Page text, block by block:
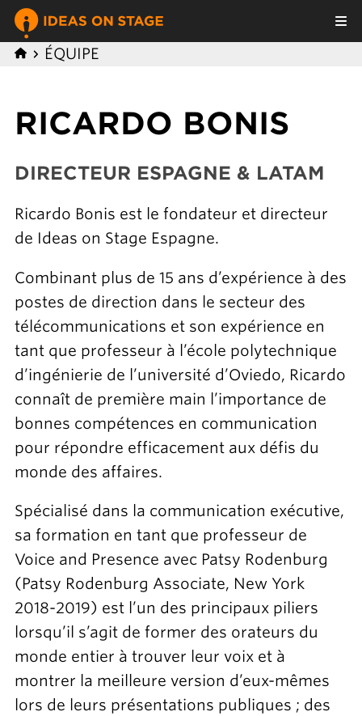
ÉQUIPE
RICARDO BONIS
DIRECTEUR ESPAGNE & LATAM
Ricardo Bonis est le fondateur et directeur
de Ideas on Stage Espagne.
Combinant plus de 15 ans d’expérience à des
postes de direction dans le secteur des
télécommunications et son expérience en
tant que professeur à l’école polytechnique
d’ingénierie de l’université d’Oviedo, Ricardo
connaît de première main l’importance de
bonnes compétences en communication
pour répondre efficacement aux défis du
monde des affaires.
Spécialisé dans la communication exécutive,
sa formation en tant que professeur de
Voice and Presence avec Patsy Rodenburg
(Patsy Rodenburg Associate, New York
2018-2019) est l’un des principaux piliers
lorsqu’il s’agit de former des orateurs du
monde entier à trouver leur voix et à
montrer la meilleure version d’eux-mêmes
lors de leurs présentations publiques ; des